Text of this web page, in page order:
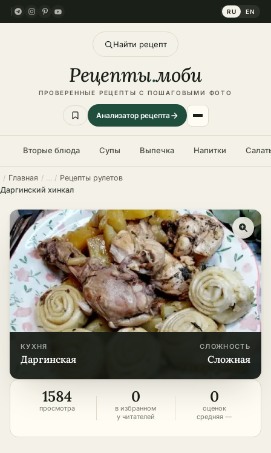
RU EN
Найти рецепт
Рецепты.моби
ПРОВЕРЕННЫЕ РЕЦЕПТЫ С ПОШАГОВЫМИ ФОТО
Анализатор рецепта
Вторые блюда Супы Выпечка Напитки
Главная
Рецепты рулетов
Даргинский хинкал
КУХНЯ
даргинская
СЛОЖНОСТЬ
сложная
1584
просмотра
0
в избранном
у читателей
0
оценок
средняя —